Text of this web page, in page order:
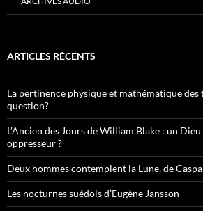
ARTICLES RÉCENTS
La pertinence physique et mathématique
question?
L’Ancien des Jours de William Blake : un
oppresseur ?
Deux hommes contemplent la Lune, de
Les nocturnes suédois d’Eugène Jansson